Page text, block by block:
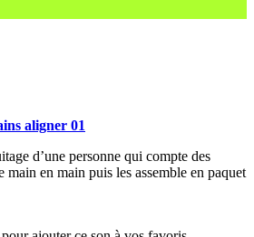
aligner 01
d’une personne qui compte des
main en main puis les assemble en paquet